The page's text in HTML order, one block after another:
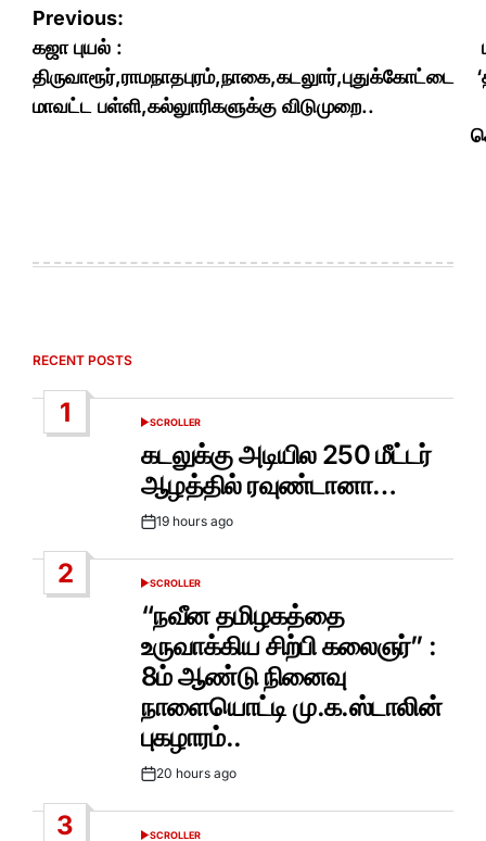
Post
navigation
Previous:
கஜா புயல் :
திருவாரூர்,ராமநாதபுரம்,நாகை,கடலுார்,புதுக்கோட்டை
மாவட்ட பள்ளி,கல்லுாரிகளுக்கு விடுமுறை..
RECENT POSTS
1
POSTED
SCROLLER
கடலுக்கு அடியில 250 மீட்டர்
ஆழத்தில் ரவுண்டானா…
Post19 hours ago
2
POSTED
IN
SCROLLER
“நவீன தமிழகத்தை
உருவாக்கிய சிற்பி கலைஞர்” :
8ம் ஆண்டு நினைவு
நாளையொட்டி மு.க.ஸ்டாலின்
புகழாரம்..
Post20 hours ago
3 SCROLLER